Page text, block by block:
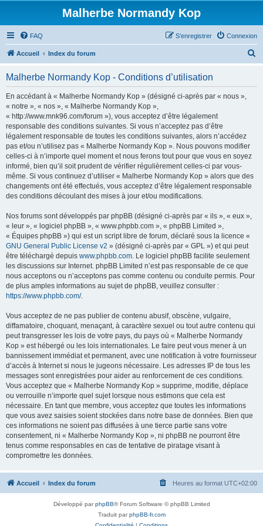
Malherbe Normandy Kop
FAQ Connexion
S’enregistrer
Accueil Index du forum
Malherbe Normandy Kop - Conditions d’utilisation
En accédant à « Malherbe Normandy Kop » (désigné ci-après par « nous »,
« notre », « nos », « Malherbe Normandy Kop »,
« http://www.mnk96.com/forum »), vous acceptez d’être légalement
responsable des conditions suivantes. Si vous n’acceptez pas d’être
légalement responsable de toutes les conditions suivantes, alors n’accédez
pas et/ou n’utilisez pas « Malherbe Normandy Kop ». Nous pouvons modifier
celles-ci à n’importe quel moment et nous ferons tout pour que vous en soyez
informé, bien qu’il soit prudent de vérifier régulièrement celles-ci par vous-
même. Si vous continuez d’utiliser « Malherbe Normandy Kop » alors que des
changements ont été effectués, vous acceptez d’être légalement responsable
des conditions découlant des mises à jour et/ou modifications.
Nos forums sont développés par phpBB (désigné ci-après par « ils », « eux »,
« leur », « logiciel phpBB », « www.phpbb.com », « phpBB Limited »,
« Équipes phpBB ») qui est un script libre de forum, déclaré sous la licence «
GNU General Public License v2 » (désigné ci-après par « GPL ») et qui peut
être téléchargé depuis www.phpbb.com. Le logiciel phpBB facilite seulement
les discussions sur Internet. phpBB Limited n’est pas responsable de ce que
nous acceptons ou n’acceptons pas comme contenu ou conduite permis. Pour
de plus amples informations au sujet de phpBB, veuillez consulter :
https://www.phpbb.com/.
Vous acceptez de ne pas publier de contenu abusif, obscène, vulgaire,
diffamatoire, choquant, menaçant, à caractère sexuel ou tout autre contenu qui
peut transgresser les lois de votre pays, du pays où « Malherbe Normandy
Kop » est hébergé ou les lois internationales. Le faire peut vous mener à un
bannissement immédiat et permanent, avec une notification à votre fournisseur
d’accès à Internet si nous le jugeons nécessaire. Les adresses IP de tous les
messages sont enregistrées pour aider au renforcement de ces conditions.
Vous acceptez que « Malherbe Normandy Kop » supprime, modifie, déplace
ou verrouille n’importe quel sujet lorsque nous estimons que cela est
nécessaire. En tant que membre, vous acceptez que toutes les informations
que vous avez saisies soient stockées dans notre base de données. Bien que
ces informations ne soient pas diffusées à une tierce partie sans votre
consentement, ni « Malherbe Normandy Kop », ni phpBB ne pourront être
tenus comme responsables en cas de tentative de piratage visant à
compromettre les données.
Accueil Index du forum Heures au format UTC+02:00
Développé parphpBB® Forum Software © phpBB Limited
Traduit parphpBB-fr.com